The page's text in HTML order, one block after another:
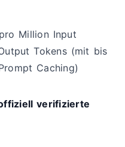
Million Input
Tokens (mit bis
Caching)
verifizierte